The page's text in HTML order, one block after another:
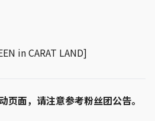
in CARAT LAND]
页面，请注意参考粉丝团公告。